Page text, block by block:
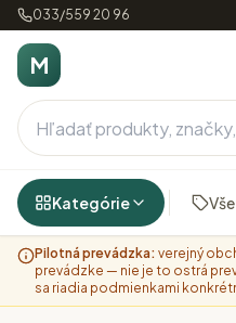
033/559 20 96
M
Kategórie
Pilotná prevádzka: verejný
prevádzke — nie je to ostrá
sa riadia podmienkami